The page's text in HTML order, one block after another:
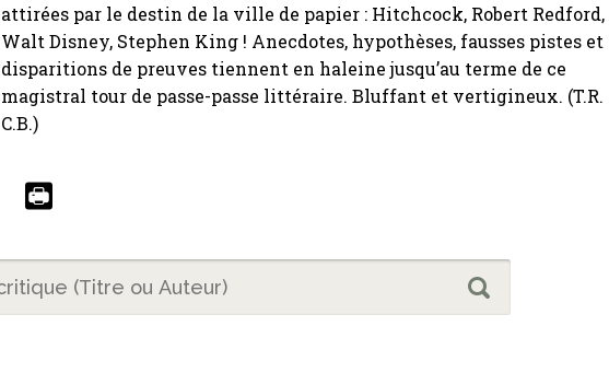
attirées par le destin de la ville de papier : Hitchcock, Robert Redford,
Walt Disney, Stephen King ! Anecdotes, hypothèses, fausses pistes et
disparitions de preuves tiennent en haleine jusqu’au terme de ce
magistral tour de passe-passe littéraire. Bluffant et vertigineux. (T.R.
C.B.)